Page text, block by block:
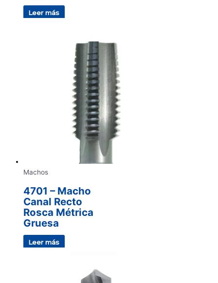
Leer más
Machos
4701 – Macho
Canal Recto
Rosca Métrica
Gruesa
Leer más